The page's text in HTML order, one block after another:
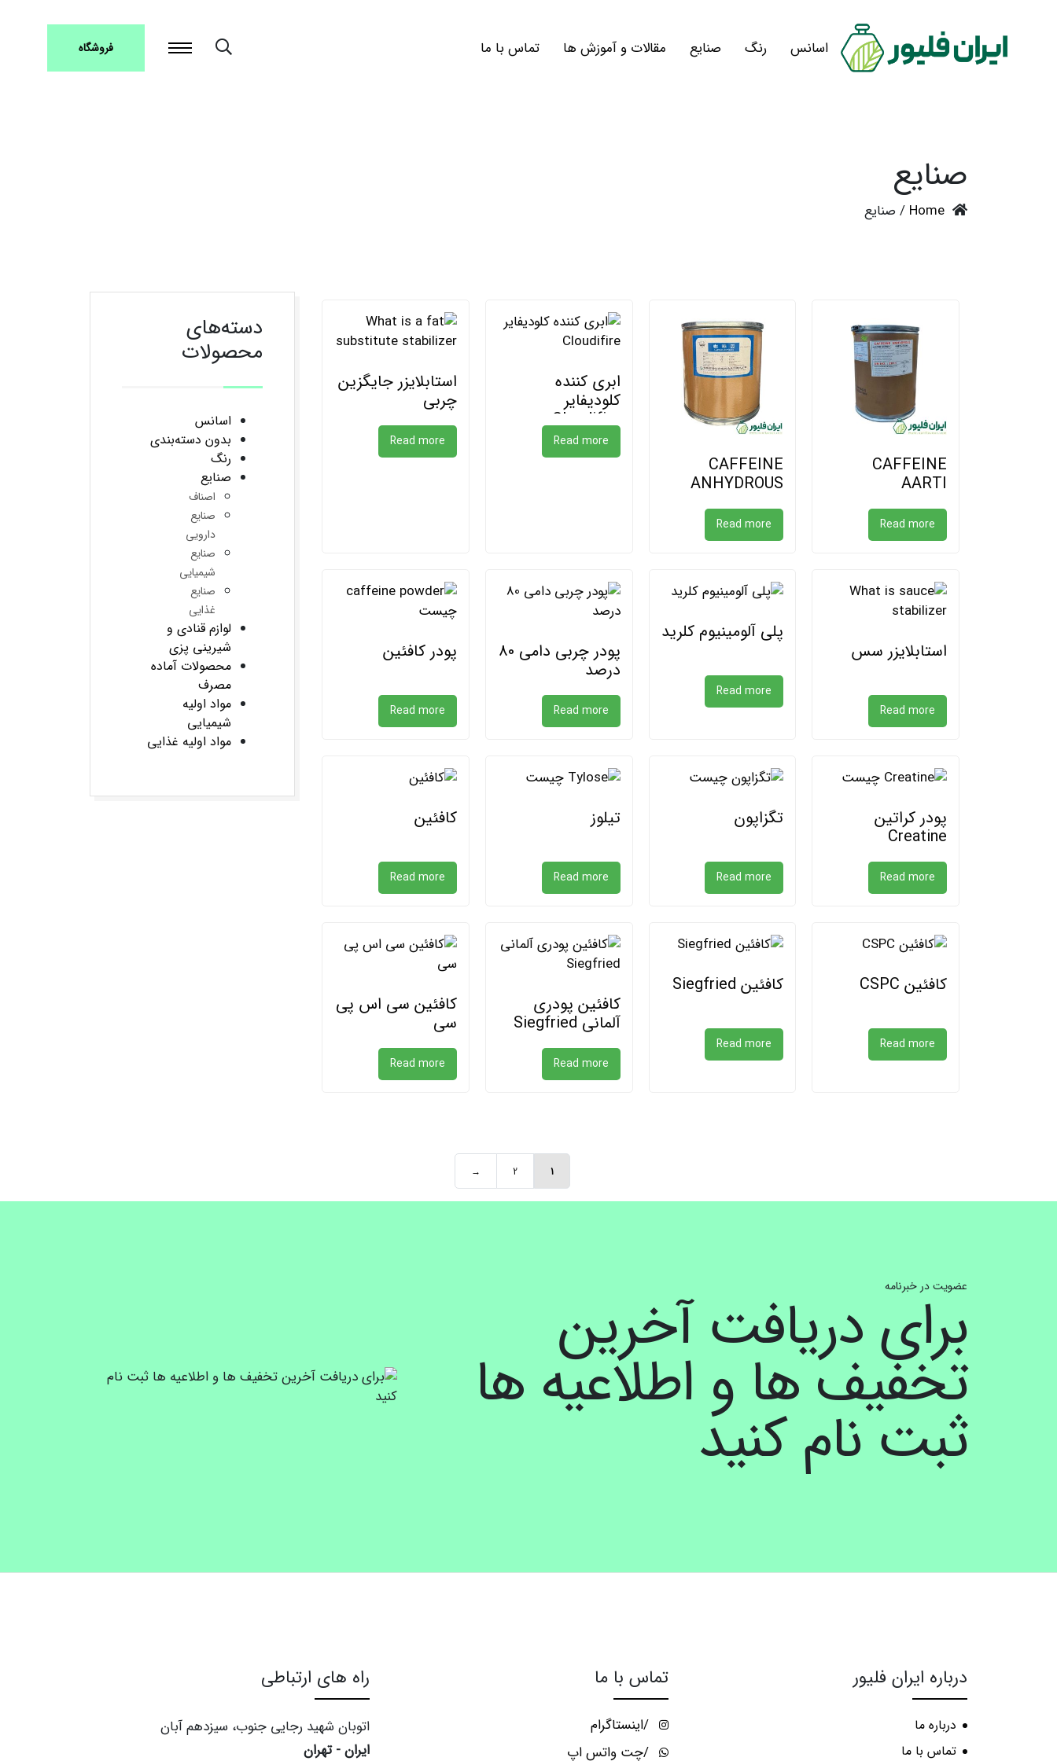
اسانس رنگ صنایع مقالات و آموزش ها تماس با ما فروشگاه
صنایع
Home / صنایع
CAFFEINE
AARTI
Read more
CAFFEINE
ANHYDROUS
Read more
ابری کننده
کلودیفایر
Cloudifire
Read more
استابلایزر جایگزین
چربی
Read more
استابلایزر سس
Read more
پلی آلومینیوم کلرید
Read more
پودر چربی دامی 80
درصد
Read more
پودر کافئین
Read more
پودر کراتین
Creatine
Read more
تگزاپون
Read more
تیلوز
Read more
کافئین
Read more
کافئین CSPC
Read more
کافئین Siegfried
Read more
کافئین پودری
آلمانی Siegfried
Read more
کافئین سی اس پی
سی
Read more
دسته‌های
محصولات
اسانس
بدون دسته‌بندی
رنگ
صنایع
اصناف
صنایع
دارویی
صنایع
شیمیایی
صنایع
غذایی
لوازم قنادی و
شیرینی پزی
محصولات آماده
مصرف
مواد اولیه
شیمیایی
مواد اولیه غذایی
1
2
→
عضویت در خبرنامه
برای دریافت آخرین
تخفیف ها و اطلاعیه ها
ثبت نام کنید
درباره ایران فلیور
درباره ما
تماس با ما
تماس با ما
/اینستاگرام
/چت واتس اپ
راه های ارتباطی
اتوبان شهید رجایی جنوب، سیزدهم آبان
ایران - تهران